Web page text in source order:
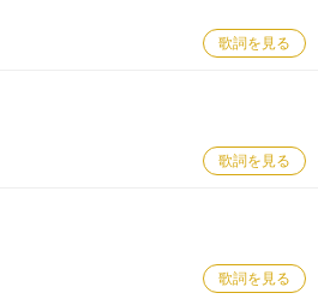
歌詞を見る
歌詞を見る
歌詞を見る